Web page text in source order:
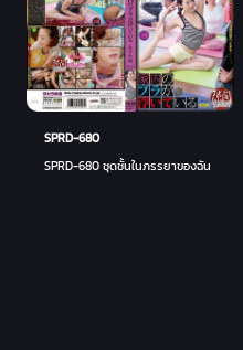
SPRD-680
SPRD-680 ชุดชั้นในภรรยาของฉัน